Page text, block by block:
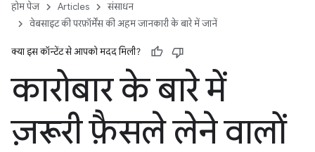
होम पेज Articles
संसाधन
वेबसाइट की परफ़ॉर्मेंस की अहम जानकारी के बारे में जानें
क्या इस कॉन्टेंट से आपको मदद मिली?
कारोबार के बारे में
ज़रूरी फ़ैसले लेने वालों